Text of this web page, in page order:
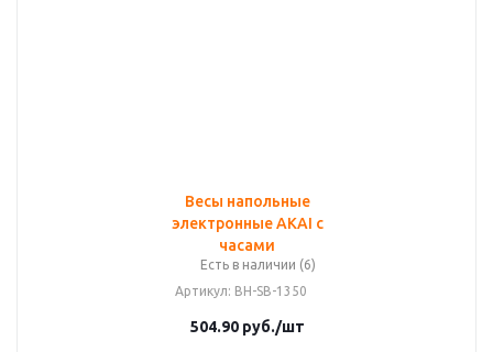
Весы напольные
электронные AKAI с
часами
Есть в наличии (6)
Артикул: BH-SB-1350
504.90руб./шт